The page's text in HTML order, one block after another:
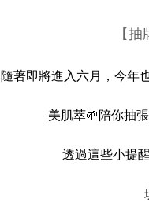
【
隨著即將進入六月，今年
美肌萃🌱陪你抽
透過這些小提